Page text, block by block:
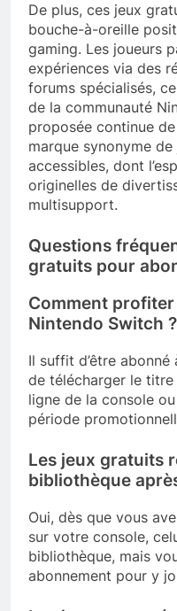
De plus, ces jeux
bouche-à-oreille
gaming. Les joueurs
expériences via des
forums spécialisés,
de la communauté
proposée continue
marque synonyme
accessibles, dont
originelles de
multisupport.
Questions
gratuits pour
Comment
Nintendo Switch ?
Il suffit d’être
de télécharger le
ligne de la console
période
Les jeux gratuits
bibliothèque
Oui, dès que vous
sur votre console,
bibliothèque, mais
abonnement pour y